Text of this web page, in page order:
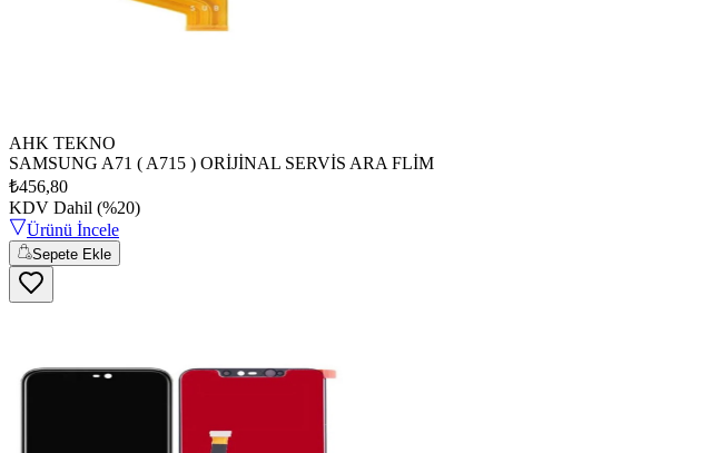
AHK TEKNO
SAMSUNG A71 ( A715 ) ORİJİNAL SERVİS ARA FLİM
₺456,80
KDV Dahil (%20)
Ürünü İncele
Sepete Ekle